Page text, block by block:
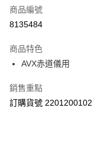
LINE Pay
ATM付款
運送方式
郵寄到府(台灣本島適用)
商品編號
8135484
商品特色
AVX赤道儀用
銷售重點
訂購貨號 2201200102